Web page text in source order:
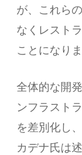
が、これら
なくレスト
ことになりま
全体的な開
ンフラスト
を差別化し
カデナ氏は